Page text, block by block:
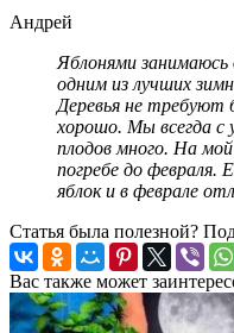
Андрей
Яблонями
одним из лучших
Деревья не требуют
хорошо. Мы всегда
плодов много. На
погребе до февраля.
яблок и в феврале
Статья была полезной?
Вас также может